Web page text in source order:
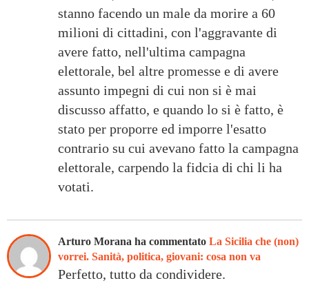
stanno facendo un male da morire a 60
milioni di cittadini, con l'aggravante di
avere fatto, nell'ultima campagna
elettorale, bel altre promesse e di avere
assunto impegni di cui non si è mai
discusso affatto, e quando lo si è fatto, è
stato per proporre ed imporre l'esatto
contrario su cui avevano fatto la campagna
elettorale, carpendo la fidcia di chi li ha
votati.
Arturo Morana ha commentato La Sicilia che (non)
vorrei. Sanità, politica, giovani: cosa non va
Perfetto, tutto da condividere.